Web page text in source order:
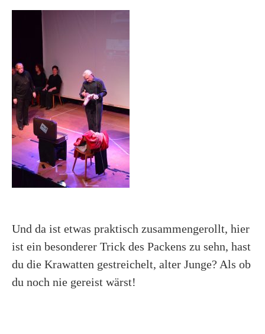
Und da ist etwas praktisch zusammengerollt, hier
ist ein besonderer Trick des Packens zu sehn, hast
du die Krawatten gestreichelt, alter Junge? Als ob
du noch nie gereist wärst!